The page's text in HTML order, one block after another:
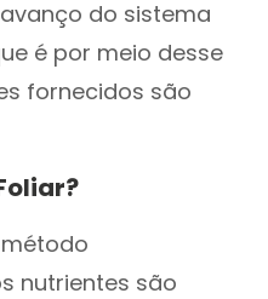
do sistema
é por meio desse
fornecidos são
nutrientes são